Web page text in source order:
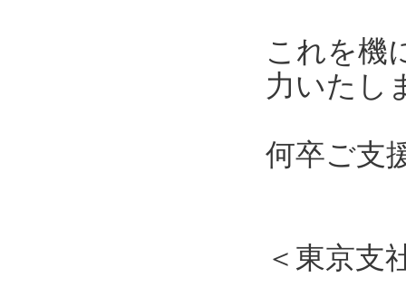
これを機
力いたし
何卒ご支
＜東京支